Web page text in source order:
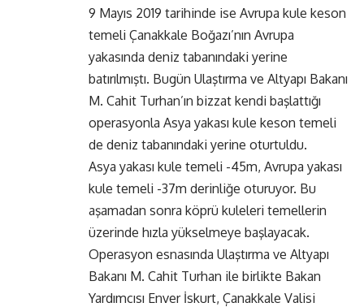
9 Mayıs 2019 tarihinde ise Avrupa kule keson
temeli Çanakkale Boğazı’nın Avrupa
yakasında deniz tabanındaki yerine
batırılmıştı. Bugün Ulaştırma ve Altyapı Bakanı
M. Cahit Turhan’ın bizzat kendi başlattığı
operasyonla Asya yakası kule keson temeli
de deniz tabanındaki yerine oturtuldu.
Asya yakası kule temeli -45m, Avrupa yakası
kule temeli -37m derinliğe oturuyor. Bu
aşamadan sonra köprü kuleleri temellerin
üzerinde hızla yükselmeye başlayacak.
Operasyon esnasında Ulaştırma ve Altyapı
Bakanı M. Cahit Turhan ile birlikte Bakan
Yardımcısı Enver İskurt, Çanakkale Valisi